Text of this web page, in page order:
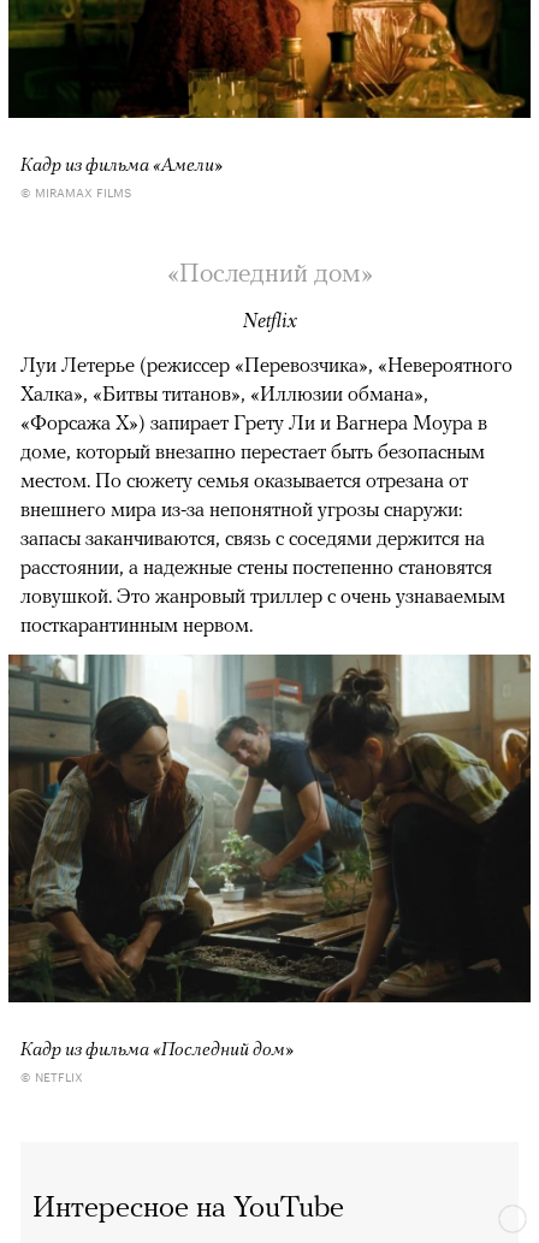
Кадр из фильма «Амели»
© MIRAMAX FILMS
«Последний дом»
Netflix
Луи Летерье (режиссер «Перевозчика», «Невероятного
Халка», «Битвы титанов», «Иллюзии обмана»,
«Форсажа X») запирает Грету Ли и Вагнера Моура в
доме, который внезапно перестает быть безопасным
местом. По сюжету семья оказывается отрезана от
внешнего мира из-за непонятной угрозы снаружи:
запасы заканчиваются, связь с соседями держится на
расстоянии, а надежные стены постепенно становятся
ловушкой. Это жанровый триллер с очень узнаваемым
посткарантинным нервом.
Кадр из фильма «Последний дом»
© NETFLIX
Интересное на YouTube